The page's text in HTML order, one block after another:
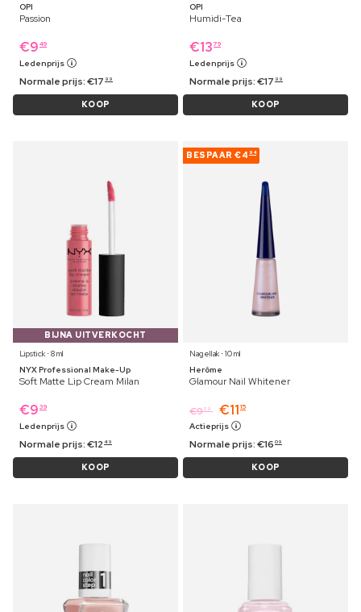
OPI
Passion
€9 49
Ledenprijs
Normale prijs:€17 99
KOOP
OPI
Humidi-Tea
€13 79
Ledenprijs
Normale prijs:€17 99
KOOP
BIJNA UITVERKOCHT
Lipstick ⋅ 8 ml
NYX Professional Make-Up
Soft Matte Lip Cream Milan
€9 39
Ledenprijs
Normale prijs:€12 49
KOOP
BESPAAR €4 94
Nagellak ⋅ 10 ml
Herôme
Glamour Nail Whitener
€929 €11 15
Actieprijs
Normale prijs:€16 09
KOOP